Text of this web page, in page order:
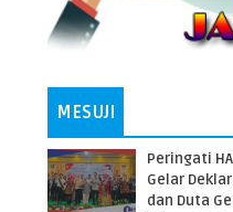
MESUJI
Peringati
Gelar
dan Duta